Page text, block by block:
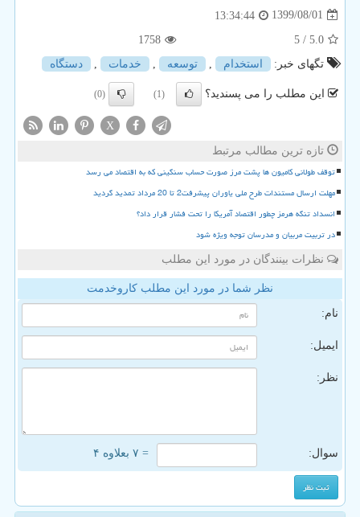
1399/08/01
13:34:44
5.0
/ 5
1758
تگهای خبر:
استخدام , توسعه , خدمات , دستگاه
این مطلب را می پسندید؟ (1)
(0)
X
تازه ترین مطالب مرتبط
توقف طولانی کامیون ها پشت مرز صورت حساب سنگینی که به اقتصاد می رسد
مهلت ارسال مستندات طرح ملی یاوران پیشرفت2 تا 20 مرداد تمدید گردید
انسداد تنگه هرمز چطور اقتصاد آمریکا را تحت فشار قرار داد؟
در تربیت مربیان و مدرسان توجه ویژه شود
نظرات بینندگان در مورد این مطلب
نظر شما در مورد این مطلب کاروخدمت
نام:
ایمیل:
نظر:
سوال: = ۷ بعلاوه ۴